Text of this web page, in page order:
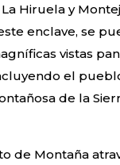
Hiruela y
enclave, se
vistas
el
de la
de Montaña